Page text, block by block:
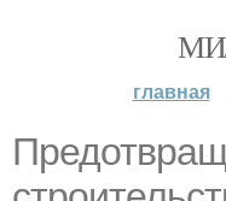
главная